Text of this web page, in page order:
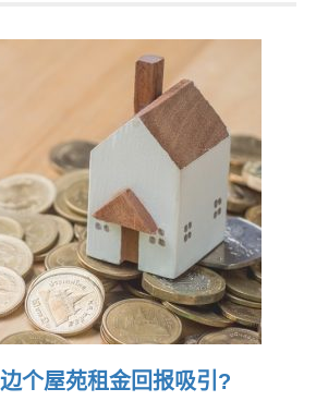
个屋苑租金回报吸引?